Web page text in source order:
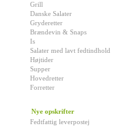
Grill
Danske Salater
Gryderetter
Brændevin & Snaps
Is
Salater med lavt fedtindhold
Højtider
Supper
Hovedretter
Forretter
Nye opskrifter
Fedtfattig leverpostej